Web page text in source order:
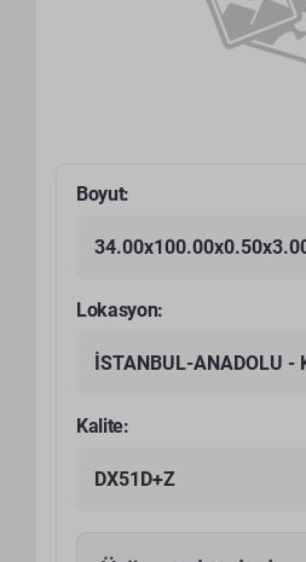
Boyut:
Lokasyon:
İSTANBUL-ANADOLU -
Kalite:
DX51D+Z